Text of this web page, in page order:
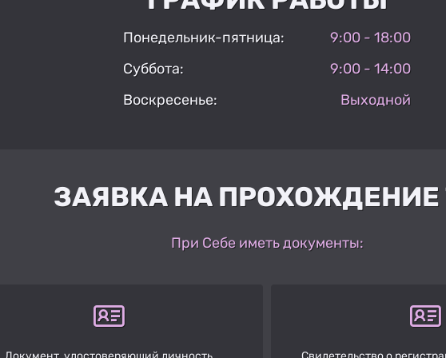
Понедельник-пятница:
9:00 - 18:00
Суббота:
9:00 - 14:00
Воскресенье:
Выходной
ЗАЯВКА НА ПРОХОЖДЕНИЕ
При Себе иметь документы: